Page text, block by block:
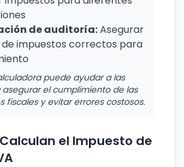
de auditoría:Asegurar
impuestos correctos para
puede ayudar a las
el cumplimiento de las
fiscales y evitar errores costosos.
el Impuesto de